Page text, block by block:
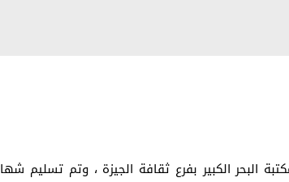
البحر الكبير بفرع ثقافة الجيزة ، وتم تسليم